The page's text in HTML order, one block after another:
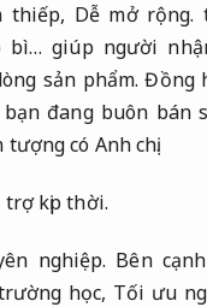
thiếp, Dễ mở rộng.
bì… giúp người
sản phẩm.Đồng
đang buôn bán
có Anh chị.
trợ kịp thời.
nghiệp. Bên
học, Tối ưu